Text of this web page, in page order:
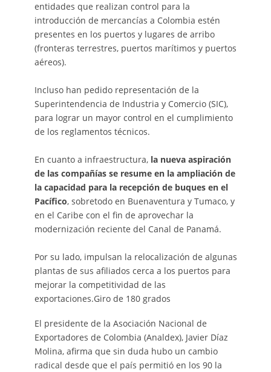
entidades que realizan control para la
introducción de mercancías a Colombia estén
presentes en los puertos y lugares de arribo
(fronteras terrestres, puertos marítimos y puertos
aéreos).
Incluso han pedido representación de la
Superintendencia de Industria y Comercio (SIC),
para lograr un mayor control en el cumplimiento
de los reglamentos técnicos.
En cuanto a infraestructura, la nueva aspiración
de las compañías se resume en la ampliación de
la capacidad para la recepción de buques en el
Pacífico, sobretodo en Buenaventura y Tumaco, y
en el Caribe con el fin de aprovechar la
modernización reciente del Canal de Panamá.
Por su lado, impulsan la relocalización de algunas
plantas de sus afiliados cerca a los puertos para
mejorar la competitividad de las
exportaciones.Giro de 180 grados
El presidente de la Asociación Nacional de
Exportadores de Colombia (Analdex), Javier Díaz
Molina, afirma que sin duda hubo un cambio
radical desde que el país permitió en los 90 la